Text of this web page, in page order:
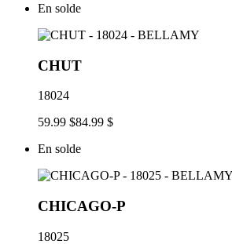
En solde
CHUT
18024
59.99 $84.99 $
En solde
CHICAGO-P
18025